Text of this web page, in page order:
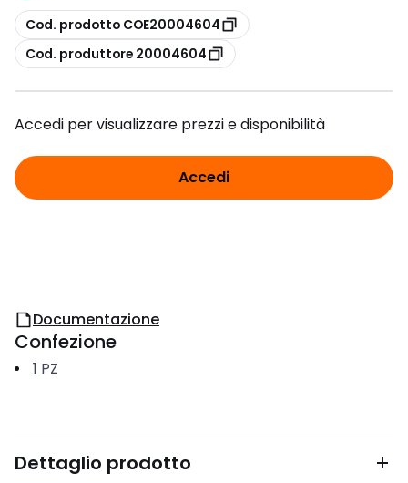
copia
Cod. prodotto COE20004604
copia
Cod. produttore 20004604
Accedi per visualizzare prezzi e disponibilità
Accedi
Documentazione
Confezione
1 PZ
Dettaglio prodotto